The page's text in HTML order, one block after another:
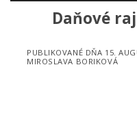
Daňové
PUBLIKOVANÉ DŇA 15.
MIROSLAVA BORIKOVÁ